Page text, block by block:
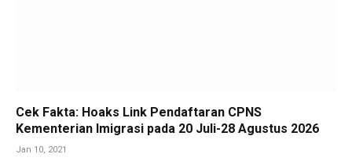
Cek Fakta: Hoaks Link Pendaftaran CPNS
Kementerian Imigrasi pada 20 Juli-28 Agustus 2026
Jan 10, 2021